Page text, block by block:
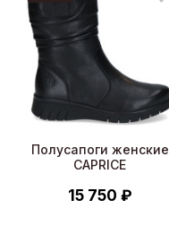
Полусапоги женские
CAPRICE
15 750 ₽